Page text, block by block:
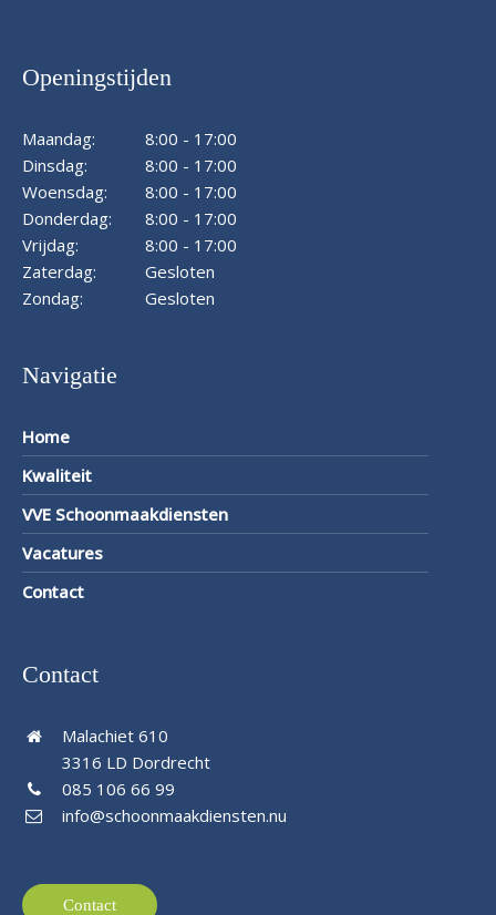
Openingstijden
Maandag:
8:00 - 17:00
Dinsdag:
8:00 - 17:00
Woensdag:
8:00 - 17:00
Donderdag:
8:00 - 17:00
Vrijdag:
8:00 - 17:00
Zaterdag:
Gesloten
Zondag:
Gesloten
Navigatie
Home
Kwaliteit
VVE Schoonmaakdiensten
Vacatures
Contact
Contact
Malachiet 610
3316 LD Dordrecht
085 106 66 99
info@schoonmaakdiensten.nu
Contact